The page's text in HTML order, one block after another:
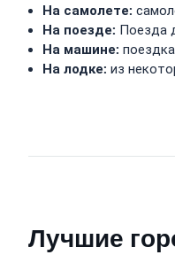
На самолете:
На поезде: Поезда
На машине:
На лодке: из
Лучшие